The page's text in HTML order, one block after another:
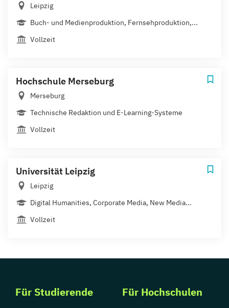
Leipzig
Buch- und Medienproduktion, Fernsehproduktion,...
Vollzeit
Hochschule Merseburg
Merseburg
Technische Redaktion und E-Learning-Systeme
Vollzeit
Universität Leipzig
Leipzig
Digital Humanities, Corporate Media, New Media...
Vollzeit
Für Studierende Für Hochschulen